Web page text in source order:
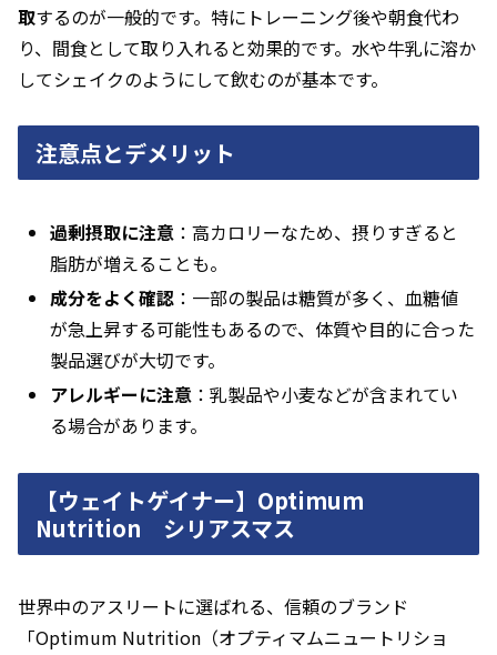
取するのが一般的です。特にトレーニング後や朝食代わ
り、間食として取り入れると効果的です。水や牛乳に溶か
してシェイクのようにして飲むのが基本です。
注意点とデメリット
過剰摂取に注意 ：高カロリーなため、摂りすぎると
脂肪が増えることも。
成分をよく確認 ：一部の製品は糖質が多く、血糖値
が急上昇する可能性もあるので、体質や目的に合った
製品選びが大切です。
アレルギーに注意 ：乳製品や小麦などが含まれてい
る場合があります。
【ウェイトゲイナー】Optimum
Nutrition シリアスマス
世界中のアスリートに選ばれる、信頼のブランド
「Optimum Nutrition（オプティマムニュートリショ